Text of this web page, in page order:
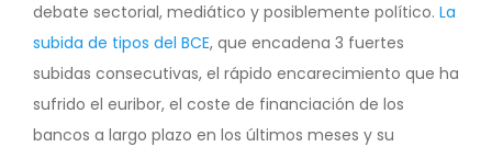
debate sectorial, mediático y posiblemente político. La
subida de tipos del BCE, que encadena 3 fuertes
subidas consecutivas, el rápido encarecimiento que ha
sufrido el euribor, el coste de financiación de los
bancos a largo plazo en los últimos meses y su